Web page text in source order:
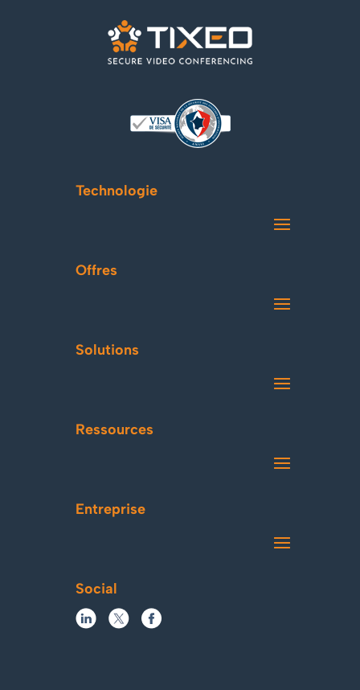
Technologie
Offres
Solutions
Ressources
Entreprise
Social